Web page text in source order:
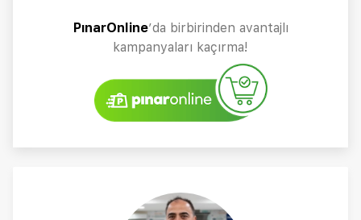
PınarOnline’da birbirinden avantajlı
kampanyaları kaçırma!